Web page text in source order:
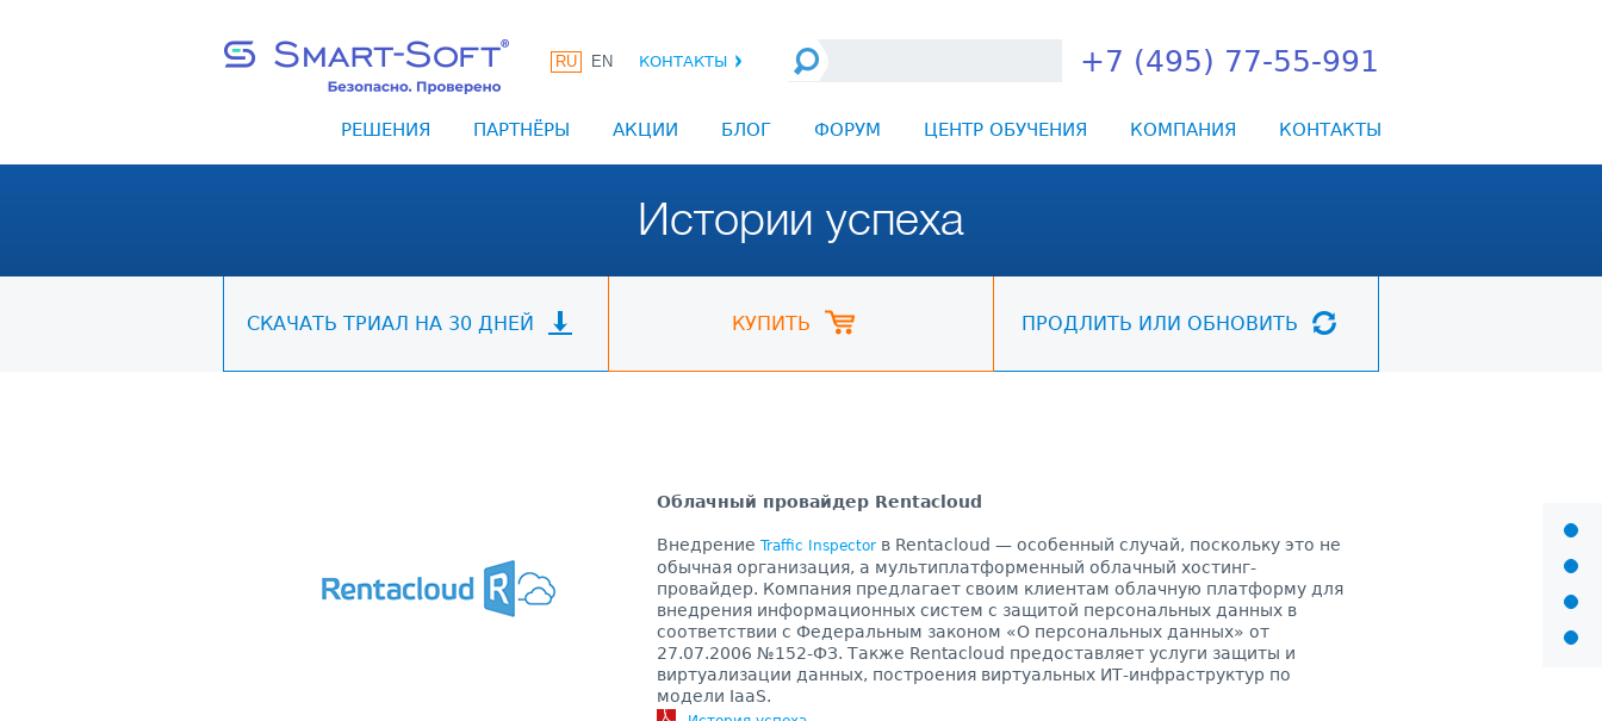
RU EN КОНТАКТЫ +7 (495) 77-55-991
РЕШЕНИЯ ПАРТНЁРЫ АКЦИИ БЛОГ ФОРУМ ЦЕНТР ОБУЧЕНИЯ КОМПАНИЯ КОНТАКТЫ
Истории успеха
СКАЧАТЬ ТРИАЛ НА 30 ДНЕЙ КУПИТЬ ПРОДЛИТЬ ИЛИ ОБНОВИТЬ
Облачный провайдер Rentacloud
Внедрение Traffic Inspector в Rentacloud — особенный случай, поскольку это не
обычная организация, а мультиплатформенный облачный хостинг-
провайдер. Компания предлагает своим клиентам облачную платформу для
внедрения информационных систем с защитой персональных данных в
соответствии с Федеральным законом «О персональных данных» от
27.07.2006 №152-ФЗ. Также Rentacloud предоставляет услуги защиты и
виртуализации данных, построения виртуальных ИТ-инфраструктур по
модели IaaS.